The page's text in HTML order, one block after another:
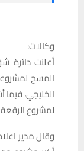
وكالات:
أعلنت دائرة
المسح
الخليجي،
لمشروع
وقال مدير